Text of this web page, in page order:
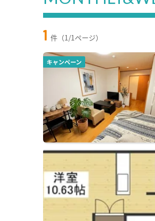
1 件（1/1ページ）
キャンペーン